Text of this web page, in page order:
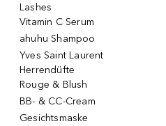
Lashes
Vitamin C Serum
ahuhu Shampoo
Yves Saint Laurent
Herrendüfte
Rouge & Blush
BB- & CC-Cream
Gesichtsmaske